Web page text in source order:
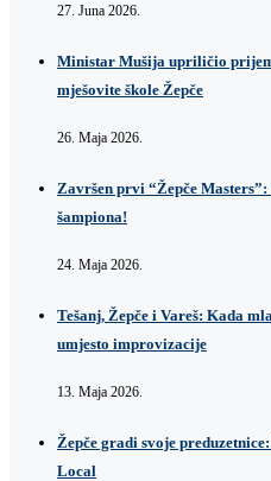
27. Juna 2026.
Ministar Mušija upriličio prijem
mješovite škole Žepče
26. Maja 2026.
Završen prvi “Žepče
šampiona!
24. Maja 2026.
Tešanj, Žepče i Vareš: Kada
umjesto improvizacije
13. Maja 2026.
Žepče gradi svoje
Local